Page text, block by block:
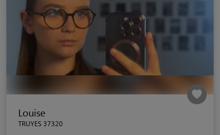
Louise
TRUYES 37320